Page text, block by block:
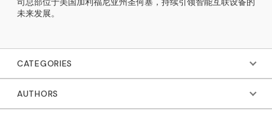
CATEGORIES
AUTHORS
未来发展。